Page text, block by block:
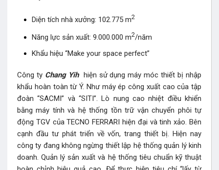
Diện tích nhà xưởng: 102.775 m2
Năng lực sản xuất: 9.000.000 m2/năm
Khẩu hiệu “Make your space perfect”
Công ty Chang Yihhiện sử dụng máy móc thiết bị nhập
khẩu hoàn toàn từ Ý. Như máy ép công xuất cao của tập
đoàn “SACMI” và “SITI”. Lò nung cao nhiệt điều khiển
bằng máy tính và hệ thống tồn trữ vận chuyển phôi tự
động TGV của TECNO FERRARI hiện đại và tinh xảo. Bên
cạnh đầu tư phát triển về vốn, trang thiết bị. Hiện nay
công ty đang không ngừng thiết lập hệ thống quản lý kinh
doanh. Quản lý sản xuất và hệ thống tiêu chuẩn kỹ thuật